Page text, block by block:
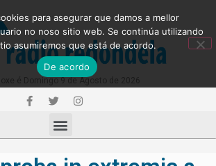
para asegurar que damos a mellor
no noso sitio web. Se continúa utilizando
asumiremos que está de acordo.
De acordo